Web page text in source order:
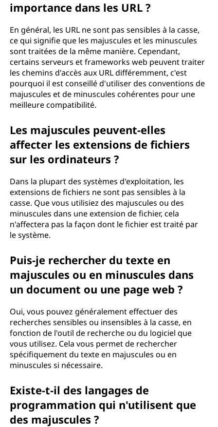
importance dans les URL ?
En général, les URL ne sont pas sensibles à la casse,
ce qui signifie que les majuscules et les minuscules
sont traitées de la même manière. Cependant,
certains serveurs et frameworks web peuvent traiter
les chemins d'accès aux URL différemment, c'est
pourquoi il est conseillé d'utiliser des conventions de
majuscules et de minuscules cohérentes pour une
meilleure compatibilité.
Les majuscules peuvent-elles
affecter les extensions de fichiers
sur les ordinateurs ?
Dans la plupart des systèmes d'exploitation, les
extensions de fichiers ne sont pas sensibles à la
casse. Que vous utilisiez des majuscules ou des
minuscules dans une extension de fichier, cela
n'affectera pas la façon dont le fichier est traité par
le système.
Puis-je rechercher du texte en
majuscules ou en minuscules dans
un document ou une page web ?
Oui, vous pouvez généralement effectuer des
recherches sensibles ou insensibles à la casse, en
fonction de l'outil de recherche ou du logiciel que
vous utilisez. Cela vous permet de rechercher
spécifiquement du texte en majuscules ou en
minuscules si nécessaire.
Existe-t-il des langages de
programmation qui n'utilisent que
des majuscules ?